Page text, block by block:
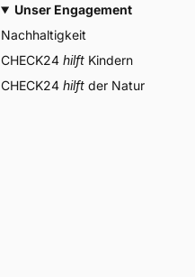
Unser Engagement
Nachhaltigkeit
CHECK24 hilft Kindern
CHECK24 hilft der Natur